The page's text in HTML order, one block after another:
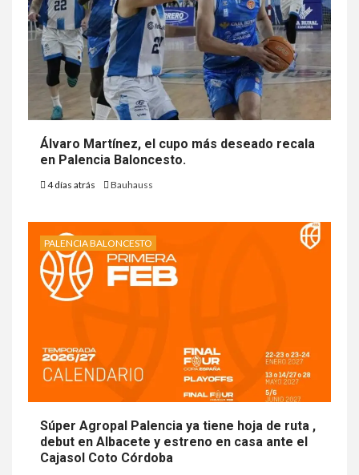
Álvaro Martínez, el cupo más deseado recala
en Palencia Baloncesto.
4 días atrás Bauhauss
PALENCIA BALONCESTO
Súper Agropal Palencia ya tiene hoja de ruta ,
debut en Albacete y estreno en casa ante el
Cajasol Coto Córdoba